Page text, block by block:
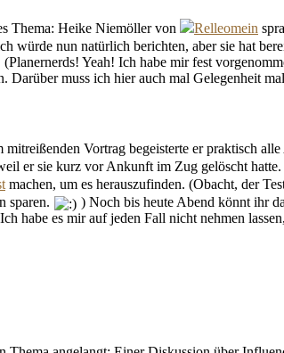
Thema: Heike Niemöller von Relleomein
würde nun natürlich berichten, aber sie hat
(Planernerds! Yeah! Ich habe mir fest
Darüber muss ich hier auch mal Gelegenheit
Vortrag begeisterte er praktisch
er sie kurz vor Ankunft im Zug gelöscht
machen, um es herauszufinden. (Obacht, der
sparen.
) Noch bis heute Abend könnt ihr
habe es mir auf jeden Fall nicht nehmen